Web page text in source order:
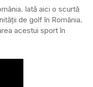
Iată aici o scurtă
de golf în România.
acestui sport în